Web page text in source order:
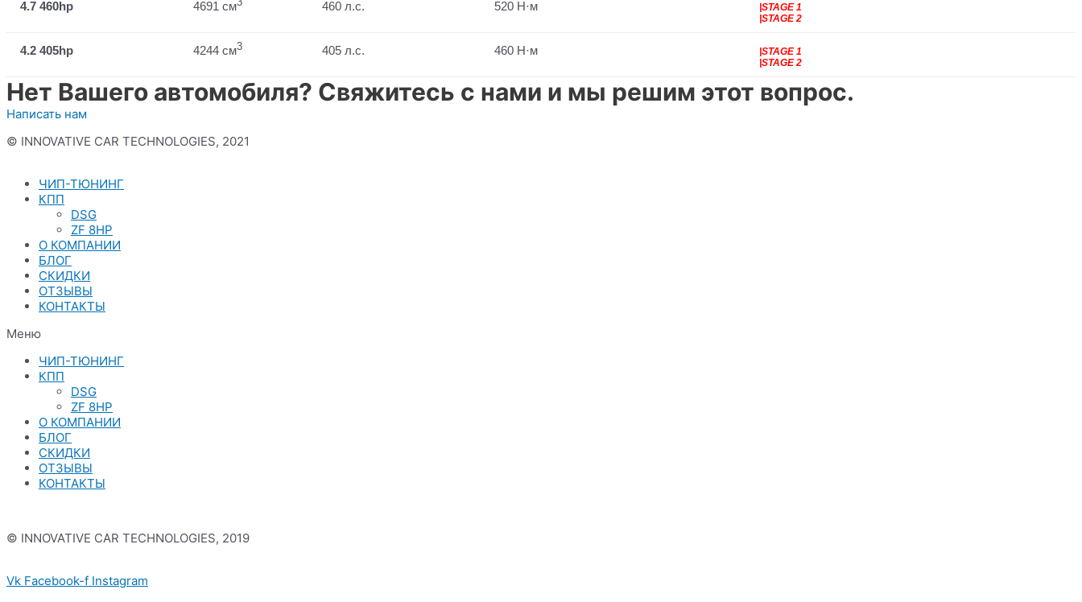
4.7 460hp 4691 см 460 л.с. 520 Н·м
|STAGE 1
|STAGE 2
4.2 405hp 4244 см3 405 л.с. 460 Н·м
|STAGE 1
|STAGE 2
Нет Вашего автомобиля? Свяжитесь с нами и мы решим этот вопрос.
Написать нам
© INNOVATIVE CAR TECHNOLOGIES, 2021
ЧИП-ТЮНИНГ
КПП
DSG
ZF 8HP
О КОМПАНИИ
БЛОГ
СКИДКИ
ОТЗЫВЫ
КОНТАКТЫ
Меню
ЧИП-ТЮНИНГ
КПП
DSG
ZF 8HP
О КОМПАНИИ
БЛОГ
СКИДКИ
ОТЗЫВЫ
КОНТАКТЫ
© INNOVATIVE CAR TECHNOLOGIES, 2019
Vk Facebook-f Instagram